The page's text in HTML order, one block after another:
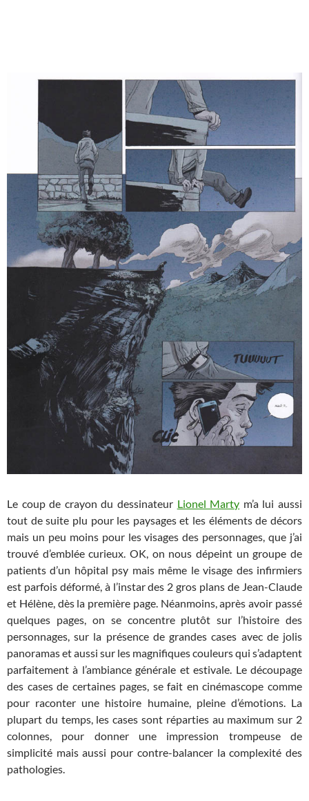
Le coup de crayon du dessinateur Lionel Marty m’a lui aussi
tout de suite plu pour les paysages et les éléments de décors
mais un peu moins pour les visages des personnages, que j’ai
trouvé d’emblée curieux. OK, on nous dépeint un groupe de
patients d’un hôpital psy mais même le visage des infirmiers
est parfois déformé, à l’instar des 2 gros plans de Jean-Claude
et Hélène, dès la première page. Néanmoins, après avoir passé
quelques pages, on se concentre plutôt sur l’histoire des
personnages, sur la présence de grandes cases avec de jolis
panoramas et aussi sur les magnifiques couleurs qui s’adaptent
parfaitement à l’ambiance générale et estivale. Le découpage
des cases de certaines pages, se fait en cinémascope comme
pour raconter une histoire humaine, pleine d’émotions. La
plupart du temps, les cases sont réparties au maximum sur 2
colonnes, pour donner une impression trompeuse de
simplicité mais aussi pour contre-balancer la complexité des
pathologies.